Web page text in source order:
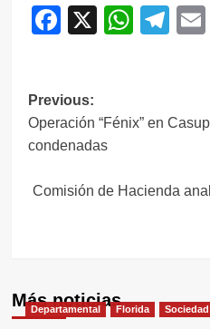
Facebook
X
Navegación
de
Previous:
Operación “Fénix” en
condenadas
Comisión de Hacienda
Más noticias
Departamental Florida Sociedad